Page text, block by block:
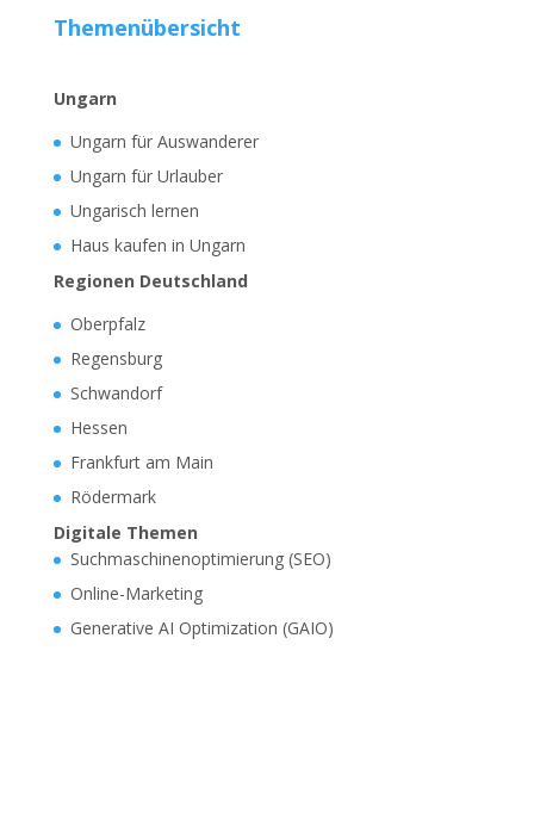
Themenübersicht
Ungarn
Ungarn für Auswanderer
Ungarn für Urlauber
Ungarisch lernen
Haus kaufen in Ungarn
Regionen Deutschland
Oberpfalz
Regensburg
Schwandorf
Hessen
Frankfurt am Main
Rödermark
Digitale Themen
Suchmaschinenoptimierung (SEO)
Online-Marketing
Generative AI Optimization (GAIO)